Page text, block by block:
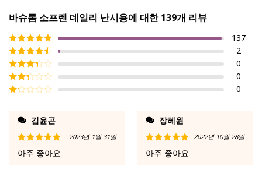
바슈롬 소프렌 데일리 난시용에 대한 139개 리뷰
5 중에서5로
평가됨
137
5 중에서
4로 평가
됨
2
5 중에
서 3
로
평가됨
0
5 중
0
0
김윤곤
5 중에서5
로 평가됨
2023년 1월 31일
아주 좋아요
장혜원
5 중에서5
로 평가됨
2022년 10월 28일
아주 좋아요